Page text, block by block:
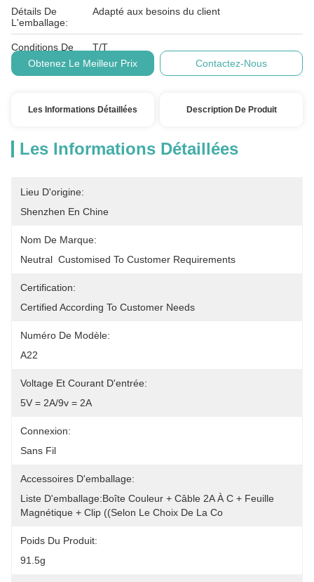
Détails De
L'emballage:
Adapté aux besoins du client
Conditions De
Paiement:
T/T
Obtenez Le Meilleur Prix
Contactez-Nous
Les Informations Détaillées Description De Produit
Les Informations Détaillées
Lieu D'origine:
Shenzhen En Chine
Nom De Marque:
Neutral  Customised To Customer Requirements
Certification:
Certified According To Customer Needs
Numéro De Modèle:
A22
Voltage Et Courant D'entrée:
5V = 2A/9v = 2A
Connexion:
Sans Fil
Accessoires D'emballage:
Liste D'emballage:Boîte Couleur + Câble 2A À C + Feuille
Magnétique + Clip ((selon Le Choix De La Co
Poids Du Produit:
91.5g